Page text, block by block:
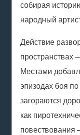
собирая
народный
Действие
пространствах
Местами
эпизодах боя
загораются
как
повествования